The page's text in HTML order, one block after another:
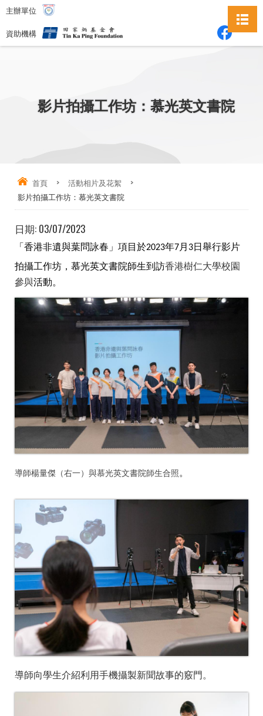
主辦單位
資助機構
影片拍攝工作坊：慕光英文書院
首頁 > 活動相片及花絮
>
影片拍攝工作坊：慕光英文書院
日期: 03/07/2023
「香港非遺與葉問詠春」項目 於2023年7月3日舉行影片
拍攝工作坊， 慕光英文書院師生到訪香港樹仁大學校園
參與活動。
導師楊量傑（右一）與慕光英文書院師生合照。
導師向學生介紹利用手機攝製新聞故事的竅門。